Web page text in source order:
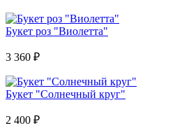
Букет роз "Виолетта"
3 360 ₽
Букет "Солнечный круг"
2 400 ₽